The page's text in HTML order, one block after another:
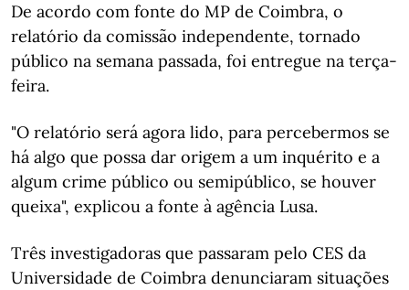
De acordo com fonte do MP de Coimbra, o
relatório da comissão independente, tornado
público na semana passada, foi entregue na terça-
feira.
"O relatório será agora lido, para percebermos se
há algo que possa dar origem a um inquérito e a
algum crime público ou semipúblico, se houver
queixa", explicou a fonte à agência Lusa.
Três investigadoras que passaram pelo CES da
Universidade de Coimbra denunciaram situações